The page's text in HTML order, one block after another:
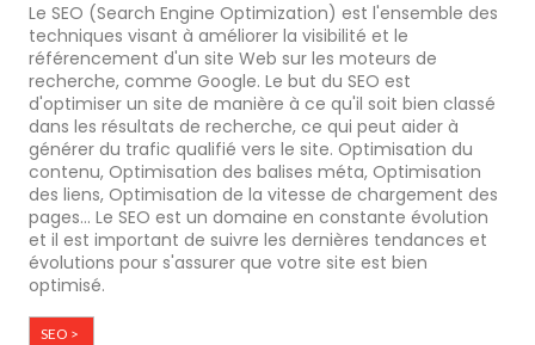
Le SEO (Search Engine Optimization) est l'ensemble des
techniques visant à améliorer la visibilité et le
référencement d'un site Web sur les moteurs de
recherche, comme Google. Le but du SEO est
d'optimiser un site de manière à ce qu'il soit bien classé
dans les résultats de recherche, ce qui peut aider à
générer du trafic qualifié vers le site. Optimisation du
contenu, Optimisation des balises méta, Optimisation
des liens, Optimisation de la vitesse de chargement des
pages... Le SEO est un domaine en constante évolution
et il est important de suivre les dernières tendances et
évolutions pour s'assurer que votre site est bien
optimisé.
SEO >